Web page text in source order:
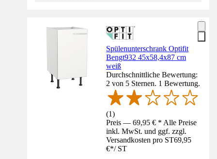
Spülenunterschrank Optifit
Bengt932 45x58,4x87 cm
weiß
Durchschnittliche Bewertung:
2 von 5 Sternen. 1 Bewertung.
(1)
Preis — 69,95 € * Alle Preise
inkl. MwSt. und ggf. zzgl.
Versandkosten pro ST69,95
€*/ ST